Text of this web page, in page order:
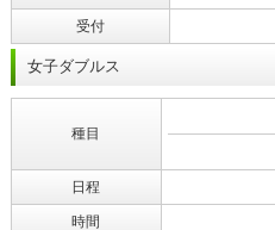
受付
女子ダブルス
種目
日程
時間